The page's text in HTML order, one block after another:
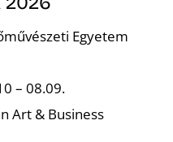
Egyetem
– 08.09.
Art & Business